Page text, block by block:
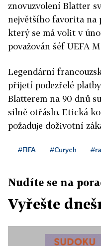
znovuzvolení Blatter
největšího favorita na
který se má volit v
považován šéf UEFA
Legendární
přijetí podezřelé platby
Blatterem na 90 dnů
silně otřáslo. Etická
požaduje doživotní
#FIFA #Curych
Nudíte se na
Vyřešte